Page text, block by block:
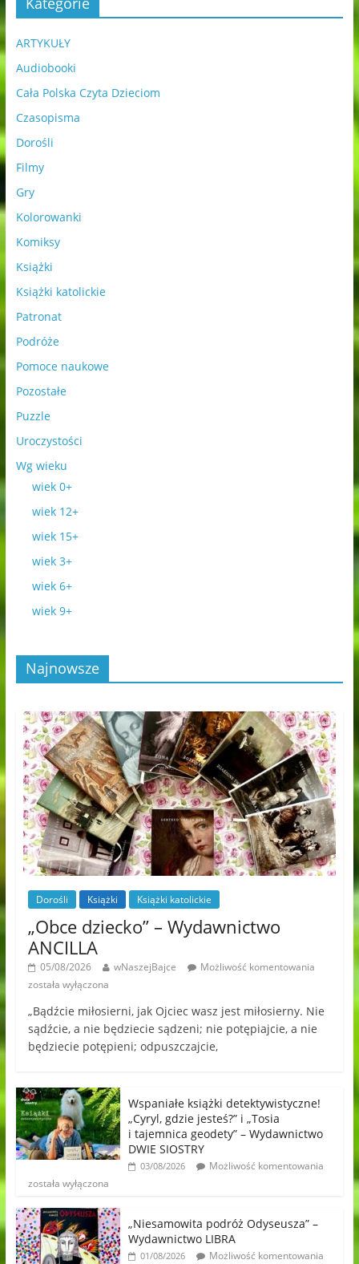
ARTYKUŁY
Audiobooki
Cała Polska Czyta Dzieciom
Czasopisma
Dorośli
Filmy
Gry
Kolorowanki
Komiksy
Książki
Książki katolickie
Patronat
Podróże
Pomoce naukowe
Pozostałe
Puzzle
Uroczystości
Wg wieku
wiek 0+
wiek 12+
wiek 15+
wiek 3+
wiek 6+
wiek 9+
Najnowsze
Dorośli Książki Książki katolickie
„Obce dziecko” – Wydawnictwo
ANCILLA
05/08/2026 wNaszejBajce
Możliwość komentowania
została wyłączona
„Bądźcie miłosierni, jak Ojciec wasz jest miłosierny. Nie
sądźcie, a nie będziecie sądzeni; nie potępiajcie, a nie
będziecie potępieni; odpuszczajcie,
Wspaniałe książki detektywistyczne!
„Cyryl, gdzie jesteś?” i „Tosia
i tajemnica geodety” – Wydawnictwo
DWIE SIOSTRY
03/08/2026
Możliwość komentowania
została wyłączona
„Niesamowita podróż Odyseusza” –
Wydawnictwo LIBRA
01/08/2026
Możliwość komentowania